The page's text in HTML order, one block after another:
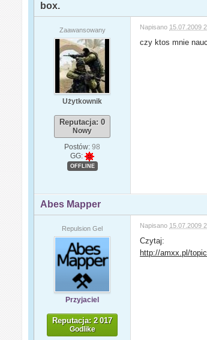
box.
Zaawansowany
Użytkownik
Reputacja: 0
Nowy
Postów: 98
GG:
OFFLINE
Napisano 15.07.2009
czy ktos mnie
Abes Mapper
Repulsion Gel
Przyjaciel
Reputacja: 2 017
Godlike
Napisano 15.07.2009
Czytaj:
http://amxx.pl/